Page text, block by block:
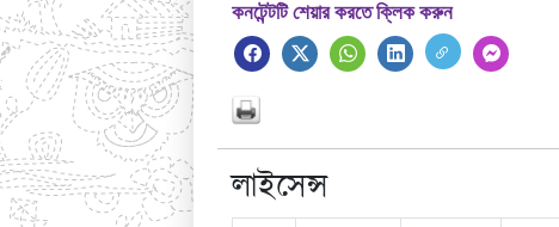
কনটেন্টটি শেয়ার করতে ক্লিক করুন
লাইসেন্স